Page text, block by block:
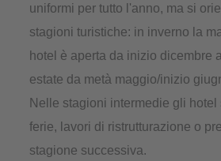
uniformi per tutto l'anno, ma si
stagioni turistiche: in inverno la
hotel è aperta da inizio dicembre
estate da metà maggio/inizio
Nelle stagioni intermedie gli
ferie, lavori di ristrutturazione o
stagione successiva.